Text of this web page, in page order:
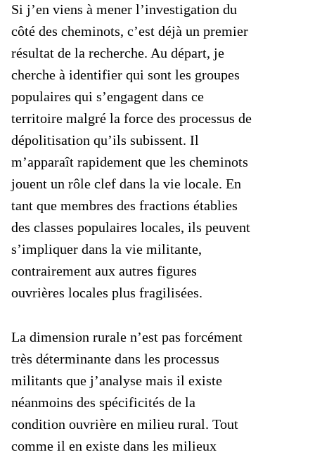
Si j’en viens à mener l’investigation du
côté des cheminots, c’est déjà un premier
résultat de la recherche. Au départ, je
cherche à identifier qui sont les groupes
populaires qui s’engagent dans ce
territoire malgré la force des processus de
dépolitisation qu’ils subissent. Il
m’apparaît rapidement que les cheminots
jouent un rôle clef dans la vie locale. En
tant que membres des fractions établies
des classes populaires locales, ils peuvent
s’impliquer dans la vie militante,
contrairement aux autres figures
ouvrières locales plus fragilisées.
La dimension rurale n’est pas forcément
très déterminante dans les processus
militants que j’analyse mais il existe
néanmoins des spécificités de la
condition ouvrière en milieu rural. Tout
comme il en existe dans les milieux